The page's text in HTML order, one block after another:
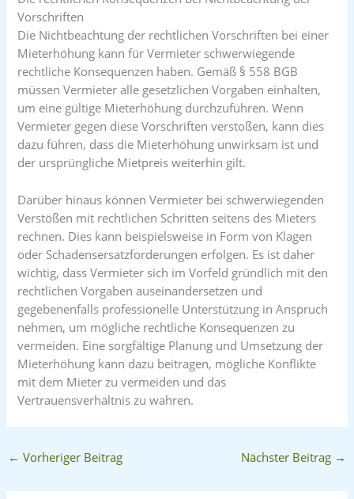
Vorschriften
Die Nichtbeachtung der rechtlichen Vorschriften bei einer
Mieterhöhung kann für Vermieter schwerwiegende
rechtliche Konsequenzen haben. Gemäß § 558 BGB
müssen Vermieter alle gesetzlichen Vorgaben einhalten,
um eine gültige Mieterhöhung durchzuführen. Wenn
Vermieter gegen diese Vorschriften verstoßen, kann dies
dazu führen, dass die Mieterhöhung unwirksam ist und
der ursprüngliche Mietpreis weiterhin gilt.
Darüber hinaus können Vermieter bei schwerwiegenden
Verstößen mit rechtlichen Schritten seitens des Mieters
rechnen. Dies kann beispielsweise in Form von Klagen
oder Schadensersatzforderungen erfolgen. Es ist daher
wichtig, dass Vermieter sich im Vorfeld gründlich mit den
rechtlichen Vorgaben auseinandersetzen und
gegebenenfalls professionelle Unterstützung in Anspruch
nehmen, um mögliche rechtliche Konsequenzen zu
vermeiden. Eine sorgfältige Planung und Umsetzung der
Mieterhöhung kann dazu beitragen, mögliche Konflikte
mit dem Mieter zu vermeiden und das
Vertrauensverhältnis zu wahren.
← Vorheriger Beitrag Nächster Beitrag →